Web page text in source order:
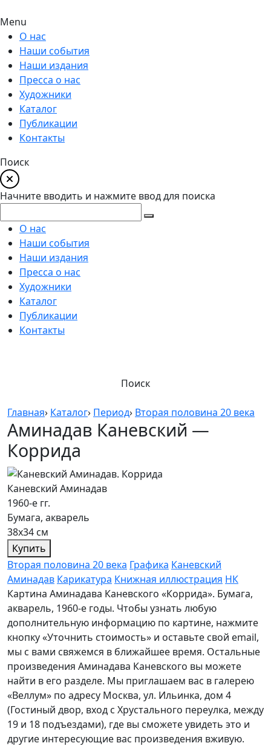
Menu
О нас
Наши события
Наши издания
Пресса о нас
Художники
Каталог
Публикации
Контакты
Поиск
Начните вводить и нажмите ввод для поиска
О нас
Наши события
Наши издания
Пресса о нас
Художники
Каталог
Публикации
Контакты
Поиск
Главная› Каталог› Период› Вторая половина 20 века
Аминадав Каневский —
Коррида
Каневский Аминадав
1960-е гг.
Бумага, акварель
38х34 см
Купить
Вторая половина 20 века Графика Каневский
Аминадав Карикатура Книжная иллюстрация НК
Картина Аминадава Каневского «Коррида». Бумага,
акварель, 1960-е годы. Чтобы узнать любую
дополнительную информацию по картине, нажмите
кнопку «Уточнить стоимость» и оставьте свой email,
мы с вами свяжемся в ближайшее время. Остальные
произведения Аминадава Каневского вы можете
найти в его разделе. Мы приглашаем вас в галерею
«Веллум» по адресу Москва, ул. Ильинка, дом 4
(Гостиный двор, вход с Хрустального переулка, между
19 и 18 подъездами), где вы сможете увидеть это и
другие интересующие вас произведения вживую.